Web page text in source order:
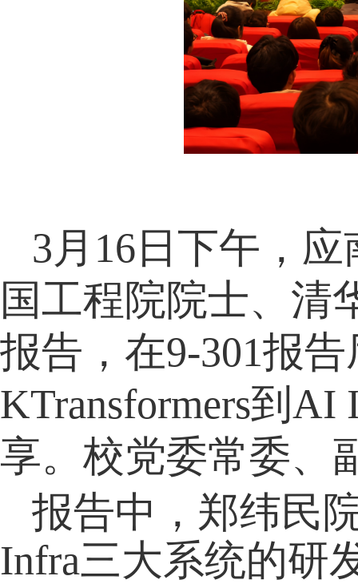
3月16日下午，
国工程院院士、清
报告，在9-301报
KTransformers到
享。校党委常委、
报告中，郑纬民
Infra三大系统的研